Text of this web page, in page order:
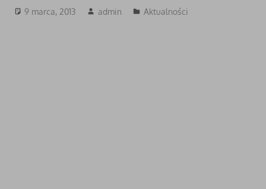
9 marca, 2013 admin Aktualności